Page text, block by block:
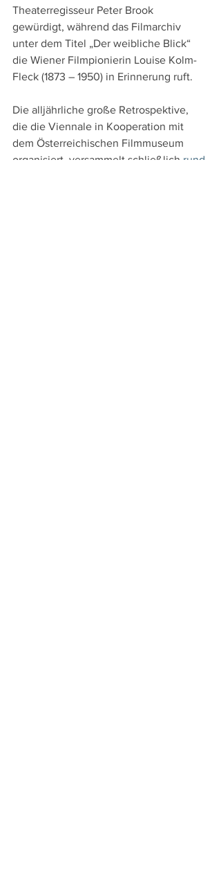
Theaterregisseur Peter Brook
gewürdigt, während das Filmarchiv
unter dem Titel „Der weibliche Blick“
die Wiener Filmpionierin Louise Kolm-
Fleck (1873 – 1950) in Erinnerung ruft.
Die alljährliche große Retrospektive,
die die Viennale in Kooperation mit
dem Österreichischen Filmmuseum
organisiert, versammelt schließlich rund